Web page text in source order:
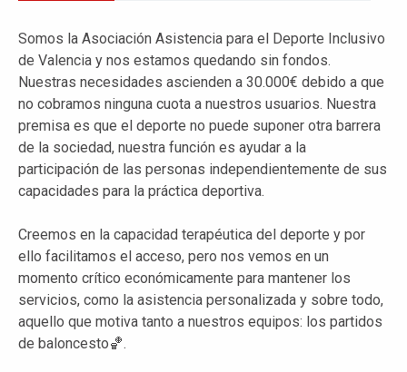
Somos la Asociación Asistencia para el Deporte Inclusivo
de Valencia y nos estamos quedando sin fondos.
Nuestras necesidades ascienden a 30.000€ debido a que
no cobramos ninguna cuota a nuestros usuarios. Nuestra
premisa es que el deporte no puede suponer otra barrera
de la sociedad, nuestra función es ayudar a la
participación de las personas independientemente de sus
capacidades para la práctica deportiva.
Creemos en la capacidad terapéutica del deporte y por
ello facilitamos el acceso, pero nos vemos en un
momento crítico económicamente para mantener los
servicios, como la asistencia personalizada y sobre todo,
aquello que motiva tanto a nuestros equipos: los partidos
de baloncesto🏀.